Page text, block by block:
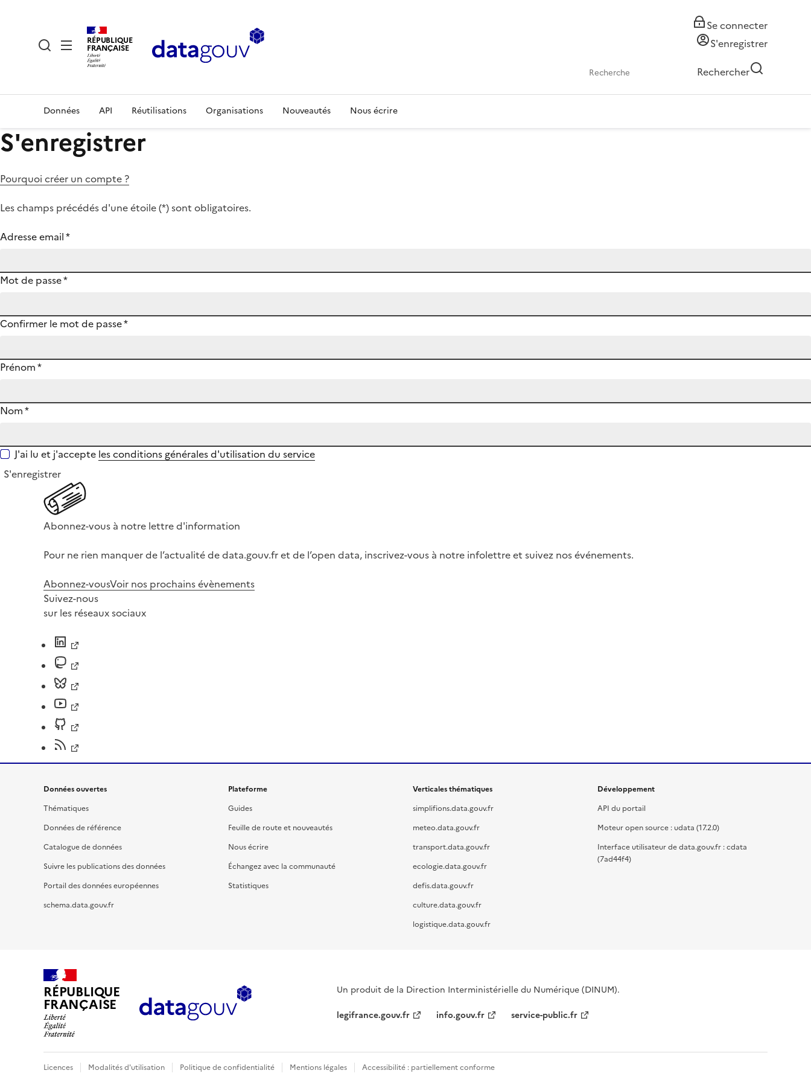
RÉPUBLIQUE
FRANÇAISE
Se connecter
S'enregistrer
Rechercher
Données API Réutilisations Organisations Nouveautés Nous écrire
S'enregistrer
Pourquoi créer un compte ?
Les champs précédés d'une étoile (*) sont obligatoires.
Adresse email*
Mot de passe*
Confirmer le mot de passe*
Prénom*
Nom*
J'ai lu et j'accepte les conditions générales d'utilisation du service
S'enregistrer
Abonnez-vous à notre lettre d'information
Pour ne rien manquer de l’actualité de data.gouv.fr et de l’open data, inscrivez-vous à notre infolettre et suivez nos événements.
Abonnez-vousVoir nos prochains évènements
Suivez-nous
sur les réseaux sociaux
Données ouvertes
Thématiques
Données de référence
Catalogue de données
Suivre les publications des données
Portail des données européennes
schema.data.gouv.fr
Plateforme
Guides
Feuille de route et nouveautés
Nous écrire
Échangez avec la communauté
Statistiques
Verticales thématiques
simplifions.data.gouv.fr
meteo.data.gouv.fr
transport.data.gouv.fr
ecologie.data.gouv.fr
defis.data.gouv.fr
culture.data.gouv.fr
logistique.data.gouv.fr
Développement
API du portail
Moteur open source : udata (17.2.0)
Interface utilisateur de data.gouv.fr : cdata
(7ad44f4)
RÉPUBLIQUE
FRANÇAISE
Un produit de la Direction Interministérielle du Numérique (DINUM).
legifrance.gouv.fr
info.gouv.fr service-public.fr
Licences Modalités d'utilisation Politique de confidentialité Mentions légales Accessibilité : partiellement conforme